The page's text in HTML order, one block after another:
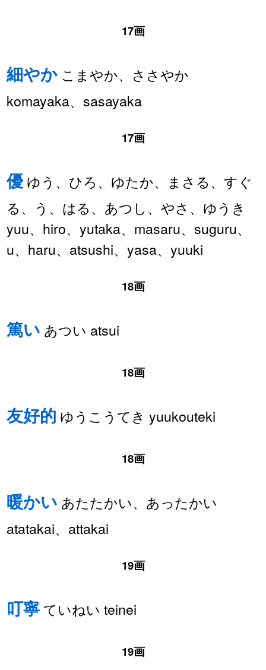
17画
細やか こまやか、ささやか
komayaka、sasayaka
17画
優 ゆう、ひろ、ゆたか、まさる、すぐ
る、う、はる、あつし、やさ、ゆうき
yuu、hiro、yutaka、masaru、suguru、
u、haru、atsushi、yasa、yuuki
18画
篤い あつい atsui
18画
友好的 ゆうこうてき yuukouteki
18画
暖かい あたたかい、あったかい
atatakai、attakai
19画
叮寧 ていねい teinei
19画